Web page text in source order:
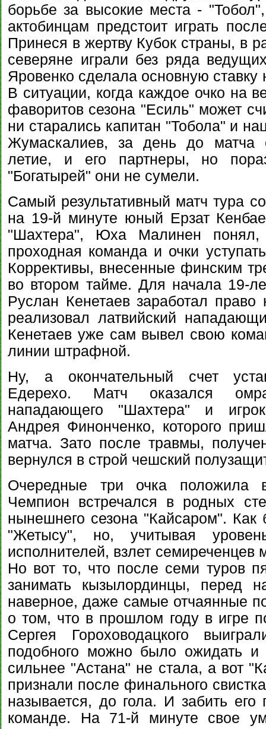
борьбе за высокие места -
актобинцам предстоит играть
Принеся в жертву Кубок страны, в
северяне играли без ряда
Яровенко сделала основную ставку
В ситуации, когда каждое очко на
фаворитов сезона "Есиль" может
ни старались капитан "Тобола" и
Жумаскалиев, за день до матча
летие, и его партнеры, но
"Богатырей" они не сумели.
Самый результативный матч тура
на 19-й минуте юный Ерзат
"Шахтера", Юха Малинен
проходная команда и очки
Коррективы, внесенные финским
во втором тайме. Для начала 19-
Руслан Кенетаев заработал право
реализовал латвийский
Кенетаев уже сам вывел свою
линии штрафной.
Ну, а окончательный счет
Едерехо. Матч оказался
нападающего "Шахтера" и
Андрея Финонченко, которого
матча. Зато после травмы,
вернулся в строй чешский
Очередные три очка положила
Чемпион встречался в родных
нынешнего сезона "Кайсаром". Как
"Жетысу", но, учитывая
исполнителей, взлет семиреченцев
Но вот то, что после семи туров
занимать кызылординцы, перед
наверное, даже самые отчаянные
о том, что в прошлом году в игре
Сергея Гороховодацкого
подобного можно было ожидать
сильнее "Астана" не стала, а вот
признали после финального
называется, до гола. И забить его
команде. На 71-й минуте свое